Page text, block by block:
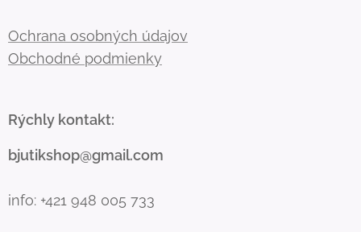
Ochrana osobných údajov
Obchodné podmienky
Rýchly kontakt:
bjutikshop@gmail.com
info: +421 948 005 733